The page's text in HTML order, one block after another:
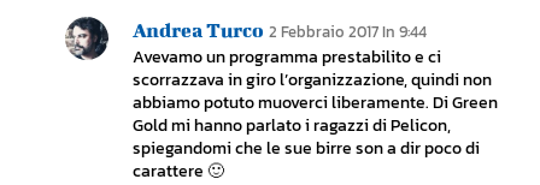
Andrea Turco 2 Febbraio 2017 In 9:44
Avevamo un programma prestabilito e ci
scorrazzava in giro l’organizzazione, quindi non
abbiamo potuto muoverci liberamente. Di Green
Gold mi hanno parlato i ragazzi di Pelicon,
spiegandomi che le sue birre son a dir poco di
carattere 🙂